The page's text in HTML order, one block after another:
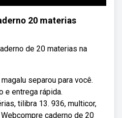
20 materias
de 20 materias na
separou para você.
e entrega rápida.
tilibra 13. 936, multicor,
caderno de 20